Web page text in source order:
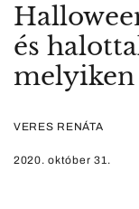
és
VERES RENÁTA
2020. október 31.